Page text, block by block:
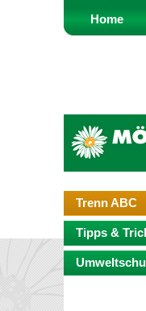
Home
Trenn ABC
Tipps &